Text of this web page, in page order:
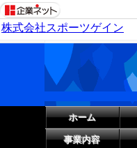
株式会社スポーツゲイン
ホーム
事業内容